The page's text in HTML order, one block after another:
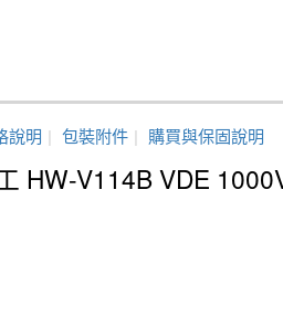
說明 | 包裝附件 | 購買與保固說明
HW-V114B VDE